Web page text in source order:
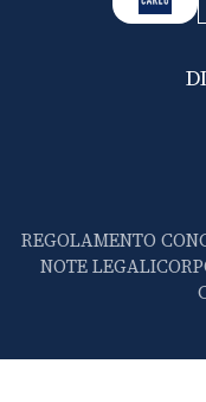
REGOLAMENTO
NOTE LEGALI